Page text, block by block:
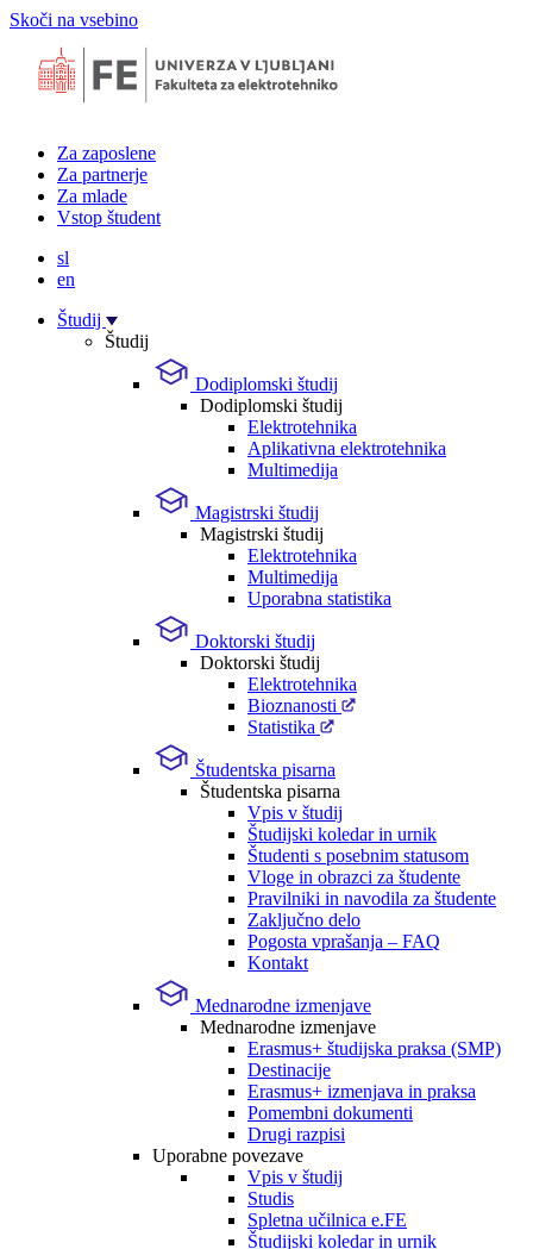
Skoči na vsebino
Za zaposlene
Za partnerje
Za mlade
Vstop študent
sl
en
Študij
Študij
Dodiplomski študij
Dodiplomski študij
Elektrotehnika
Aplikativna elektrotehnika
Multimedija
Magistrski študij
Magistrski študij
Elektrotehnika
Multimedija
Uporabna statistika
Doktorski študij
Doktorski študij
Elektrotehnika
Bioznanosti
Statistika
Študentska pisarna
Študentska pisarna
Vpis v študij
Študijski koledar in urnik
Študenti s posebnim statusom
Vloge in obrazci za študente
Pravilniki in navodila za študente
Zaključno delo
Pogosta vprašanja – FAQ
Kontakt
Mednarodne izmenjave
Mednarodne izmenjave
Erasmus+ študijska praksa (SMP)
Destinacije
Erasmus+ izmenjava in praksa
Pomembni dokumenti
Drugi razpisi
Uporabne povezave
Vpis v študij
Studis
Spletna učilnica e.FE
Študijski koledar in urnik